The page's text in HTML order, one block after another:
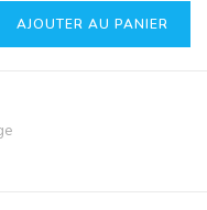
AJOUTER AU PANIER